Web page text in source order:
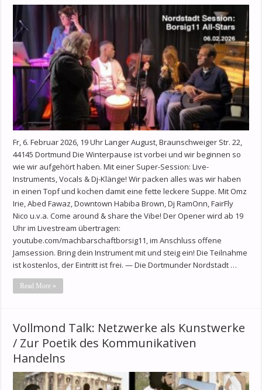
Fr, 6. Februar 2026, 19 Uhr Langer August, Braunschweiger Str. 22,
44145 Dortmund Die Winterpause ist vorbei und wir beginnen so
wie wir aufgehört haben. Mit einer Super-Session: Live-
Instruments, Vocals & Dj-Klänge! Wir packen alles was wir haben
in einen Topf und kochen damit eine fette leckere Suppe. Mit Omz
Irie, Abed Fawaz, Downtown Habiba Brown, Dj RamOnn, FairFly
Nico u.v.a. Come around & share the Vibe! Der Opener wird ab 19
Uhr im Livestream übertragen:
youtube.com/machbarschaftborsig11, im Anschluss offene
Jamsession. Bring dein Instrument mit und steig ein! Die Teilnahme
ist kostenlos, der Eintritt ist frei. — Die Dortmunder Nordstadt …
Read More »
Vollmond Talk: Netzwerke als Kunstwerke
/ Zur Poetik des Kommunikativen
Handelns